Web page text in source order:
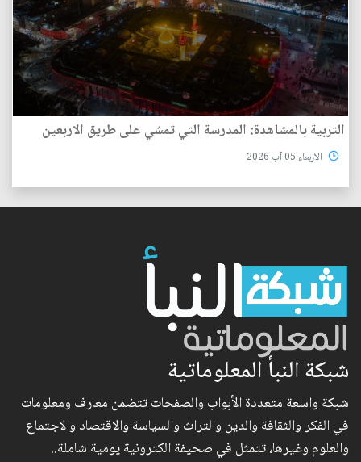
التربية بالمشاهدة: المدرسة التي تمشي على طريق الاربعين
الأربعاء 05 آب 2026
شبكة النبأ المعلوماتية
شبكة واسعة متعددة الأبواب والصفحات تتضمن معارف ومعلومات
في الفكر والثقافة والدين والتراث والسياسة والاقتصاد والاجتماع
والعلوم وغيرها، تتمثل في صحيفة الكترونية يومية شاملة..